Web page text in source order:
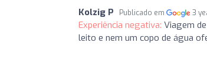
Kolzig P Publicado em 3
Experiência negativa: Viagem
leito e nem um copo de água